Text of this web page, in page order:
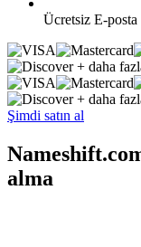
Ücretsiz E-
+ daha
+ daha
Şimdi satın al
alma